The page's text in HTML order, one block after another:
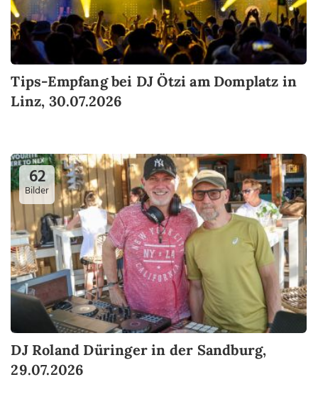
Tips-Empfang bei DJ Ötzi am Domplatz in
Linz, 30.07.2026
62
Bilder
DJ Roland Düringer in der Sandburg,
29.07.2026